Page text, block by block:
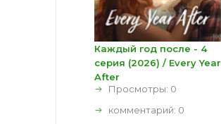
Каждый год после - 4
серия (2026) / Every Year
After
Просмотры: 0
комментарий: 0